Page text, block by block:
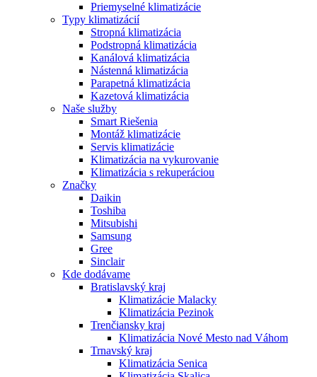
Priemyselné klimatizácie
Typy klimatizácií
Stropná klimatizácia
Podstropná klimatizácia
Kanálová klimatizácia
Nástenná klimatizácia
Parapetná klimatizácia
Kazetová klimatizácia
Naše služby
Smart Riešenia
Montáž klimatizácie
Servis klimatizácie
Klimatizácia na vykurovanie
Klimatizácia s rekuperáciou
Značky
Daikin
Toshiba
Mitsubishi
Samsung
Gree
Sinclair
Kde dodávame
Bratislavský kraj
Klimatizácie Malacky
Klimatizácia Pezinok
Trenčiansky kraj
Klimatizácia Nové Mesto nad Váhom
Trnavský kraj
Klimatizácia Senica